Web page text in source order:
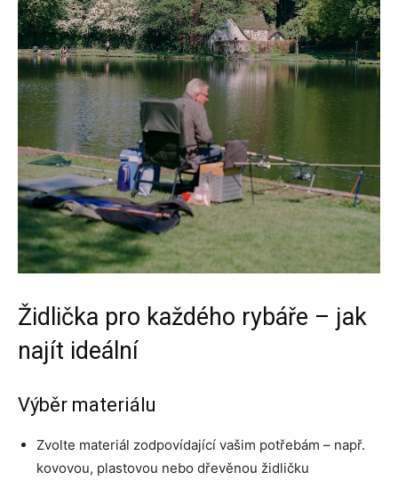
Židlička pro každého rybáře – jak
najít ideální
Výběr materiálu
Zvolte materiál zodpovídající vašim potřebám – např.
kovovou, plastovou nebo dřevěnou židličku